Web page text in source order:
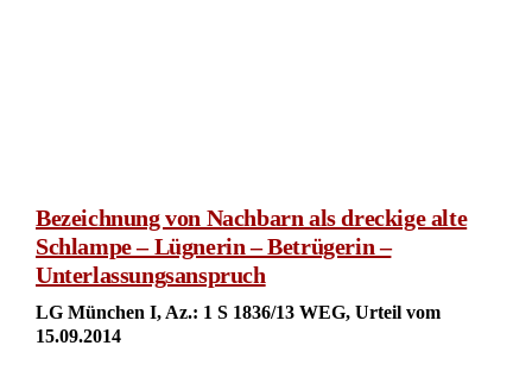
Bezeichnung von Nachbarn als dreckige alte
Schlampe – Lügnerin – Betrügerin –
Unterlassungsanspruch
LG München I, Az.: 1 S 1836/13 WEG, Urteil vom
15.09.2014